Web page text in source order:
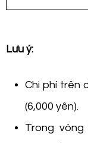
Lưu ý:
Chi phí trên
(6,000 yên).
Trong